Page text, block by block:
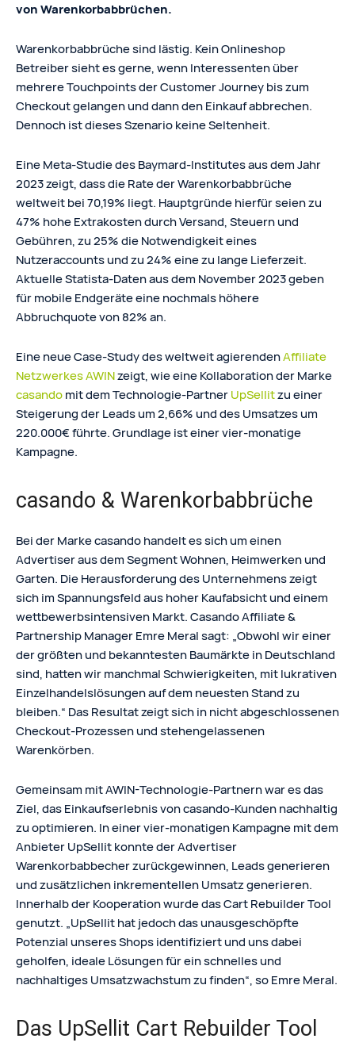
von Warenkorbabbrüchen.
Warenkorbabbrüche sind lästig. Kein Onlineshop
Betreiber sieht es gerne, wenn Interessenten über
mehrere Touchpoints der Customer Journey bis zum
Checkout gelangen und dann den Einkauf abbrechen.
Dennoch ist dieses Szenario keine Seltenheit.
Eine Meta-Studie des Baymard-Institutes aus dem Jahr
2023 zeigt, dass die Rate der Warenkorbabbrüche
weltweit bei 70,19% liegt. Hauptgründe hierfür seien zu
47% hohe Extrakosten durch Versand, Steuern und
Gebühren, zu 25% die Notwendigkeit eines
Nutzeraccounts und zu 24% eine zu lange Lieferzeit.
Aktuelle Statista-Daten aus dem November 2023 geben
für mobile Endgeräte eine nochmals höhere
Abbruchquote von 82% an.
Eine neue Case-Study des weltweit agierendenAffiliate
Netzwerkes AWINzeigt, wie eine Kollaboration der Marke
casandomit dem Technologie-PartnerUpSellitzu einer
Steigerung der Leads um 2,66% und des Umsatzes um
220.000€ führte. Grundlage ist einer vier-monatige
Kampagne.
casando & Warenkorbabbrüche
Bei der Marke casando handelt es sich um einen
Advertiser aus dem Segment Wohnen, Heimwerken und
Garten. Die Herausforderung des Unternehmens zeigt
sich im Spannungsfeld aus hoher Kaufabsicht und einem
wettbewerbsintensiven Markt. Casando Affiliate &
Partnership Manager Emre Meral sagt: „Obwohl wir einer
der größten und bekanntesten Baumärkte in Deutschland
sind, hatten wir manchmal Schwierigkeiten, mit lukrativen
Einzelhandelslösungen auf dem neuesten Stand zu
bleiben.“ Das Resultat zeigt sich in nicht abgeschlossenen
Checkout-Prozessen und stehengelassenen
Warenkörben.
Gemeinsam mit AWIN-Technologie-Partnern war es das
Ziel, das Einkaufserlebnis von casando-Kunden nachhaltig
zu optimieren. In einer vier-monatigen Kampagne mit dem
Anbieter UpSellit konnte der Advertiser
Warenkorbabbecher zurückgewinnen, Leads generieren
und zusätzlichen inkrementellen Umsatz generieren.
Innerhalb der Kooperation wurde das Cart Rebuilder Tool
genutzt. „UpSellit hat jedoch das unausgeschöpfte
Potenzial unseres Shops identifiziert und uns dabei
geholfen, ideale Lösungen für ein schnelles und
nachhaltiges Umsatzwachstum zu finden“, so Emre Meral.
Das UpSellit Cart Rebuilder Tool